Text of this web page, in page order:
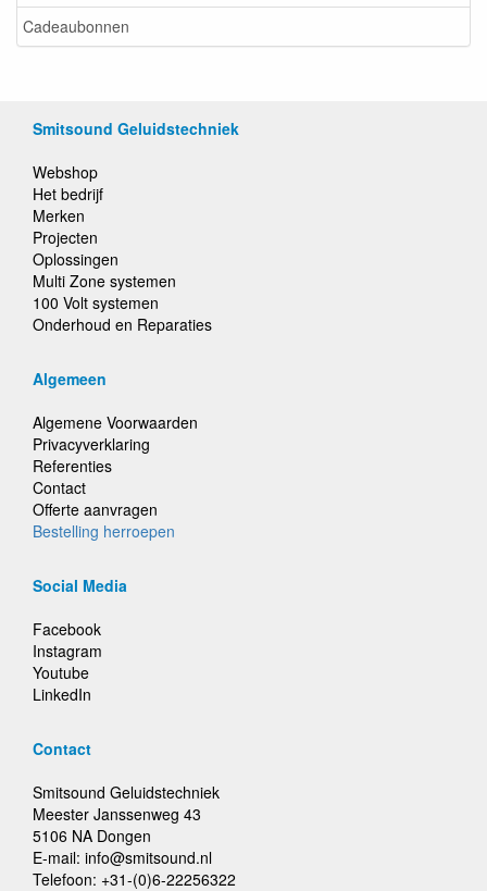
Cadeaubonnen
Smitsound Geluidstechniek
Webshop
Het bedrijf
Merken
Projecten
Oplossingen
Multi Zone systemen
100 Volt systemen
Onderhoud en Reparaties
Algemeen
Algemene Voorwaarden
Privacyverklaring
Referenties
Contact
Offerte aanvragen
Bestelling herroepen
Social Media
Facebook
Instagram
Youtube
LinkedIn
Contact
Smitsound Geluidstechniek
Meester Janssenweg 43
5106 NA Dongen
E-mail: info@smitsound.nl
Telefoon: +31-(0)6-22256322